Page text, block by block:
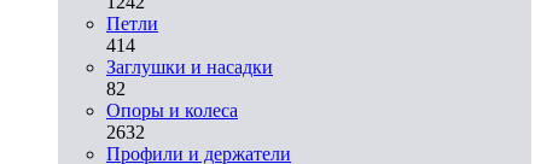
Петли
414
Заглушки и насадки
82
Опоры и колеса
2632
Профили и держатели